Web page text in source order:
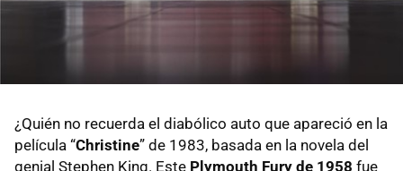
¿Quién no recuerda el diabólico auto que apareció en la
película “Christine” de 1983, basada en la novela del
genial Stephen King. Este Plymouth Fury de 1958 fue